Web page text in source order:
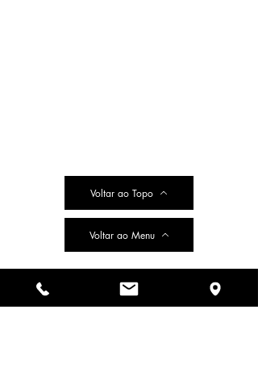
Voltar ao Topo
Voltar ao Menu
הרב הראשי ואב''ד ריא דע זשאניר